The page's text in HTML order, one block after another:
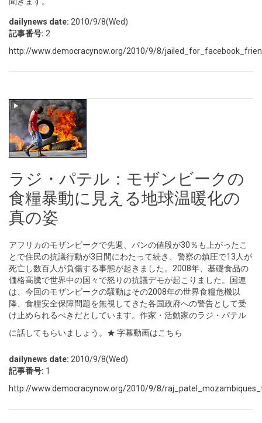
dailynews date: 2010/9/8(Wed)
記事番号: 2
http://www.democracynow.org/2010/9/8/
ラジ・パテル：モザンビークの
食糧暴動に見える地球温暖化の
真の姿
アフリカのモザンビークで先週、パンの値段が30％も上がったこ
とで住民の抗議行動が3日間にわたって続き、警察の鎮圧で13人が
死亡し数百人が負傷する事態が起きました。2008年、基礎食品の
価格高騰で世界中の国々で怒りの抗議デモが起こりました。国連
は、今回のモザンビークの騒動はその2008年の世界食糧危機以
降、食糧安全保障問題を無視してきた各国政府への警告として受
け止められるべきだとしています。作家・活動家のラジ・パテル
に話してもらいましょう。 ★ 字幕動画はこちら
dailynews date: 2010/9/8(Wed)
記事番号: 1
http://www.democracynow.org/2010/9/8/